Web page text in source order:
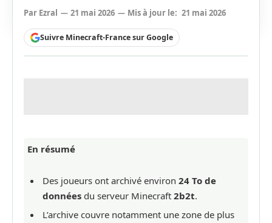
Par Ezral 21 mai 2026 Mis à jour le: 21 mai 2026
Suivre Minecraft-France sur Google
En résumé
Des joueurs ont archivé environ24 To de
données du serveur Minecraft2b2t.
L’archive couvre notamment une zone de plus